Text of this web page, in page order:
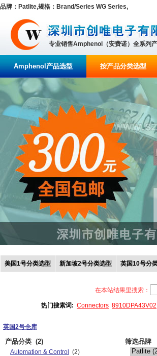
品牌：Patlite,规格：Brand/Series WG Series,
专业销售Amphenol（安费诺）全系列
Amphenol产品选型 按产品分类选型
美国1号分类选型 新加坡2号分类选型 英国10号分
在本站结果里搜索：
热门搜索词: Connectors 8910DPA43V02
英国2号仓库
产品分类 (2)
Automation & Control (2)
筛选品牌